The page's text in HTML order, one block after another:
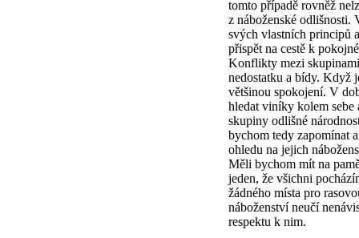
tomto případě rovněž
z náboženské odlišnosti.
svých vlastních principů
přispět na cestě k
Konflikty mezi
nedostatku a bídy. Když
většinou spokojení. V
hledat viníky kolem sebe
skupiny odlišné
bychom tedy zapomínat
ohledu na jejich
Měli bychom mít na
jeden, že všichni
žádného místa pro
náboženství neučí
respektu k nim.